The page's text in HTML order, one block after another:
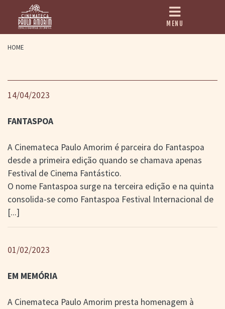
PAULO AMORIM
> HISTÓRIA
> ASSOCIAÇÃO DOS
ROMEU GRIMALDI
PROGRAMAÇÃO
CARTAZ
> GRADE SEMANAL
> SALAS
PORTAL DO
CINEMA GAÚCHO
> APRESENTAÇÃO
MENU
HOME
14/04/2023
FANTASPOA
A Cinemateca Paulo Amorim é parceira do Fantaspoa
desde a primeira edição quando se chamava apenas
Festival de Cinema Fantástico.
O nome Fantaspoa surge na terceira edição e na quinta
consolida-se como Fantaspoa Festival Internacional de
[...]
01/02/2023
EM MEMÓRIA
A Cinemateca Paulo Amorim presta homenagem à